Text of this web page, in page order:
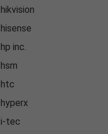
hikvision
hisense
hp inc.
hsm
htc
hyperx
i-tec